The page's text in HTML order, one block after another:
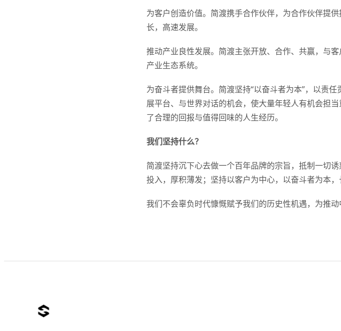
为客户创造价值。简渡携手合作伙伴，为合作伙伴提
长，高速发展。
推动产业良性发展。简渡主张开放、合作、共赢，与
产业生态系统。
为奋斗者提供舞台。简渡坚持“以奋斗者为本”，以责
展平台、与世界对话的机会，使大量年轻人有机会担
了合理的回报与值得回味的人生经历。
我们坚持什么？
简渡坚持沉下心去做一个百年品牌的宗旨，抵制一切
投入，厚积薄发；坚持以客户为中心，以奋斗者为本，
我们不会辜负时代慷慨赋予我们的历史性机遇，为推动